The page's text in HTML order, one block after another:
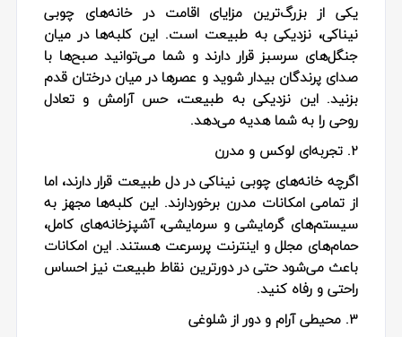
یکی از بزرگ‌ترین مزایای اقامت در خانه‌های چوبی
نیناکی، نزدیکی به طبیعت است. این کلبه‌ها در میان
جنگل‌های سرسبز قرار دارند و شما می‌توانید صبح‌ها با
صدای پرندگان بیدار شوید و عصرها در میان درختان قدم
بزنید. این نزدیکی به طبیعت، حس آرامش و تعادل
روحی را به شما هدیه می‌دهد.
2. تجربه‌ای لوکس و مدرن
اگرچه خانه‌های چوبی نیناکی در دل طبیعت قرار دارند، اما
از تمامی امکانات مدرن برخوردارند. این کلبه‌ها مجهز به
سیستم‌های گرمایشی و سرمایشی، آشپزخانه‌های کامل،
حمام‌های مجلل و اینترنت پرسرعت هستند. این امکانات
باعث می‌شود حتی در دورترین نقاط طبیعت نیز احساس
راحتی و رفاه کنید.
3. محیطی آرام و دور از شلوغی